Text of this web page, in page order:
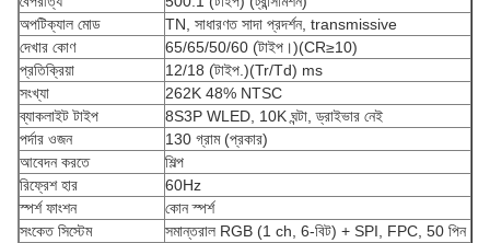
অপটিক্যাল মোড
TN, সাধারণত সাদা প্রদর্শন, transmissive
দেখার কোণ
65/65/50/60 (টাইপ।)(CR≥10)
প্রতিক্রিয়া
12/18 (টাইপ.)(Tr/Td) ms
সংখ্যা
262K 48% NTSC
ব্যাকলাইট টাইপ
8S3P WLED, 10K ঘন্টা, ড্রাইভার নেই
পর্দার ওজন
130 গ্রাম (প্রকার)
আবেদন করতে
শিল্প
রিফ্রেশ হার
60Hz
স্পর্শ ফাংশন
কোন স্পর্শ
সংকেত সিস্টেম
সমান্তরাল RGB (1 ch, 6-বিট) + SPI, FPC, 50 পিন